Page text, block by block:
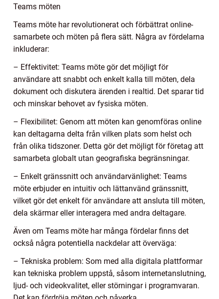
Teams möten
Teams möte har revolutionerat och förbättrat online-
samarbete och möten på flera sätt. Några av fördelarna
inkluderar:
– Effektivitet: Teams möte gör det möjligt för
användare att snabbt och enkelt kalla till möten, dela
dokument och diskutera ärenden i realtid. Det sparar tid
och minskar behovet av fysiska möten.
– Flexibilitet: Genom att möten kan genomföras online
kan deltagarna delta från vilken plats som helst och
från olika tidszoner. Detta gör det möjligt för företag att
samarbeta globalt utan geografiska begränsningar.
– Enkelt gränssnitt och användarvänlighet: Teams
möte erbjuder en intuitiv och lättanvänd gränssnitt,
vilket gör det enkelt för användare att ansluta till möten,
dela skärmar eller interagera med andra deltagare.
Även om Teams möte har många fördelar finns det
också några potentiella nackdelar att överväga:
– Tekniska problem: Som med alla digitala plattformar
kan tekniska problem uppstå, såsom internetanslutning,
ljud- och videokvalitet, eller störningar i programvaran.